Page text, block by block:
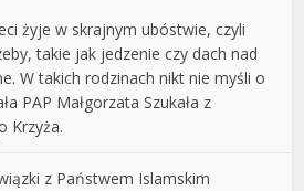
żyje w skrajnym ubóstwie, czyli
takie jak jedzenie czy dach nad
W takich rodzinach nikt nie myśli o
PAP Małgorzata Szukała z
Krzyża.
z Państwem Islamskim